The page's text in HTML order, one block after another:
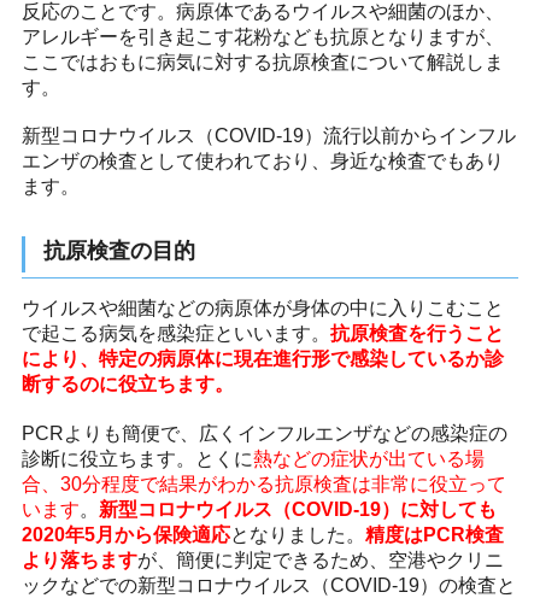
反応のことです。病原体であるウイルスや細菌のほか、
アレルギーを引き起こす花粉なども抗原となりますが、
ここではおもに病気に対する抗原検査について解説しま
す。
新型コロナウイルス（COVID-19）流行以前からインフル
エンザの検査として使われており、身近な検査でもあり
ます。
抗原検査の目的
ウイルスや細菌などの病原体が身体の中に入りこむこと
で起こる病気を感染症といいます。 抗原検査を行うこと
により、特定の病原体に現在進行形で感染しているか診
断するのに役立ちます。
PCRよりも簡便で、広くインフルエンザなどの感染症の
診断に役立ちます。とくに熱などの症状が出ている場
合、30分程度で結果がわかる抗原検査は非常に役立って
います。 新型コロナウイルス（COVID-19）に対しても
2020年5月から保険適応となりました。 精度はPCR検査
より落ちますが、簡便に判定できるため、空港やクリニ
ックなどでの新型コロナウイルス（COVID-19）の検査と